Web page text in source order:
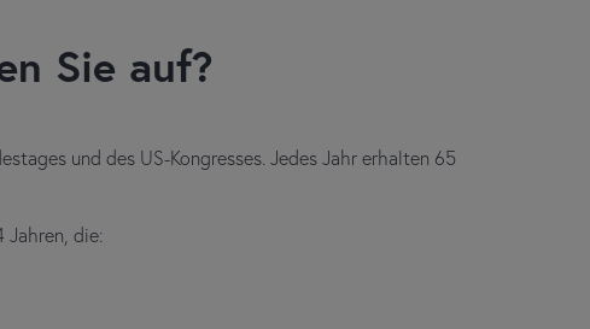
Sie auf?
und des US-Kongresses. Jedes Jahr erhalten 65
die: